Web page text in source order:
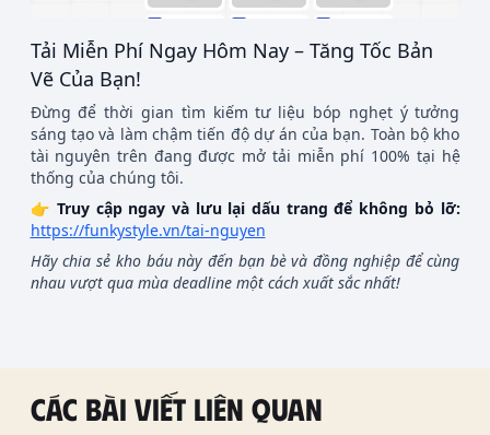
Tải Miễn Phí Ngay Hôm Nay – Tăng Tốc Bản
Vẽ Của Bạn!
Đừng để thời gian tìm kiếm tư liệu bóp nghẹt ý tưởng
sáng tạo và làm chậm tiến độ dự án của bạn. Toàn bộ kho
tài nguyên trên đang được mở tải miễn phí 100% tại hệ
thống của chúng tôi.
👉 Truy cập ngay và lưu lại dấu trang để không bỏ lỡ:
https://funkystyle.vn/tai-nguyen
Hãy chia sẻ kho báu này đến bạn bè và đồng nghiệp để cùng
nhau vượt qua mùa deadline một cách xuất sắc nhất!
Các bài viết liên quan